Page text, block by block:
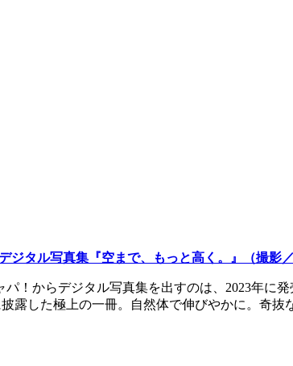
ジタル写真集『空まで、もっと高く。』（撮影
！からデジタル写真集を出すのは、2023年に
露した極上の一冊。自然体で伸びやかに。奇